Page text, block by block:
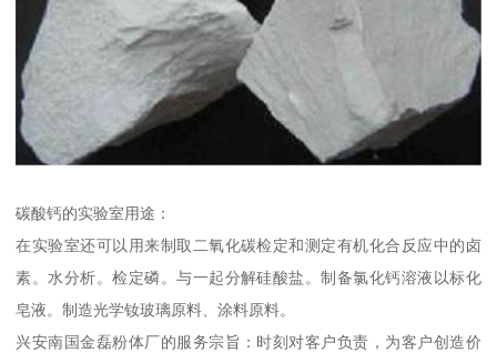
碳酸钙的实验室用途：
在实验室还可以用来制取二氧化碳检定和测定有机化合反应中的卤
素。水分析。检定磷。与一起分解硅酸盐。制备氯化钙溶液以标化
皂液。制造光学钕玻璃原料、涂料原料。
兴安南国金磊粉体厂的服务宗旨：时刻对客户负责，为客户创造价